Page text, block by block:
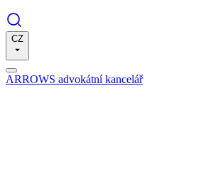
CZ
ARROWS advokátní kancelář